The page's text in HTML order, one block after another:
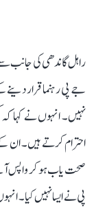
راہل گاندھی کی جانب سے
جے پی رہنما قرار
نہیں۔ انہوں نے کہا کہ
احترام کرتے ہیں۔ ان
صحت یاب ہو کر واپس
پی نے ایسا نہیں کیا۔